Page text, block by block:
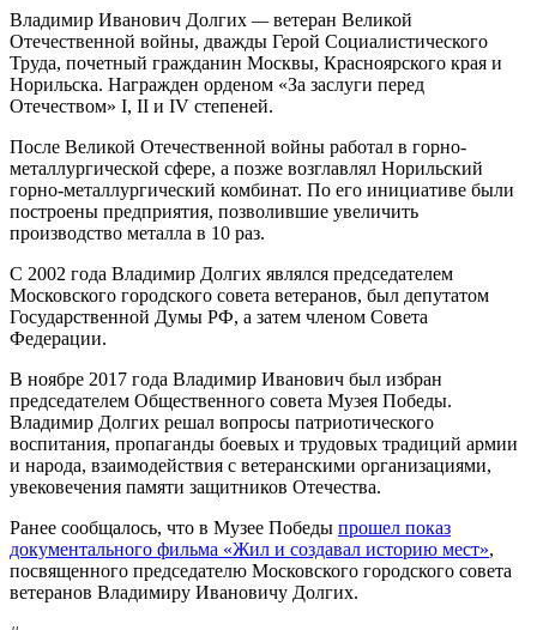
Владимир Иванович Долгих —ветеран Великой
Отечественной войны, дважды Герой Социалистического
Труда, почетный гражданин Москвы, Красноярского края и
Норильска. Награжден орденом «За заслуги перед
Отечеством» I, II и IV степеней.
После Великой Отечественной войны работал в горно-
металлургической сфере, а позже возглавлял Норильский
горно-металлургический комбинат. По его инициативе были
построены предприятия, позволившие увеличить
производство металла в 10 раз.
С 2002 года Владимир Долгих являлся председателем
Московского городского совета ветеранов, был депутатом
Государственной Думы РФ, а затем членом Совета
Федерации.
В ноябре 2017 года Владимир Иванович был избран
председателем Общественного совета Музея Победы.
Владимир Долгих решал вопросы патриотического
воспитания, пропаганды боевых и трудовых традиций армии
и народа, взаимодействия с ветеранскими организациями,
увековечения памяти защитников Отечества.
Ранее сообщалось, что в Музее Победы прошел показ
документального фильма «Жил и создавал историю мест»,
посвященного председателю Московского городского совета
ветеранов Владимиру Ивановичу Долгих.